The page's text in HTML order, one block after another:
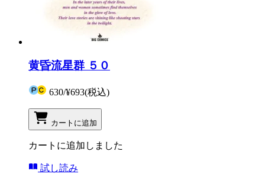
黄昏流星群 ５０
630/¥693(税込)
カートに追加
カートに追加しました
試し読み